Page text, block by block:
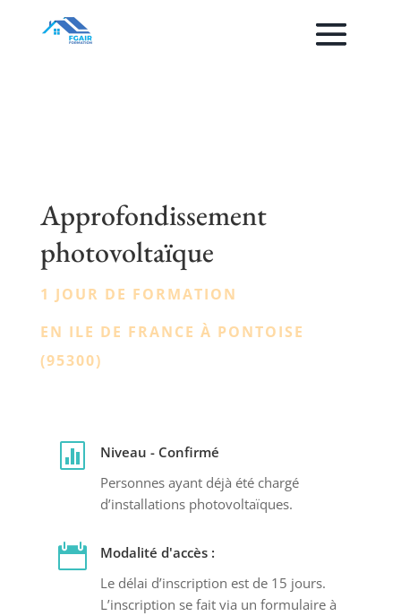
Approfondissement
photovoltaïque
1 JOUR DE FORMATION
EN ILE DE FRANCE À PONTOISE
(95300)

Niveau - Confirmé
Personnes ayant déjà été chargé
d’installations photovoltaïques.

Modalité d'accès :
Le délai d’inscription est de 15 jours.
L’inscription se fait via un formulaire à